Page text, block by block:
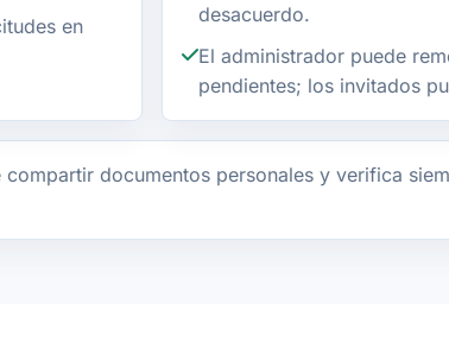
en
desacuerdo.
El administrador puede
pendientes; los invitados
documentos personales y verifica